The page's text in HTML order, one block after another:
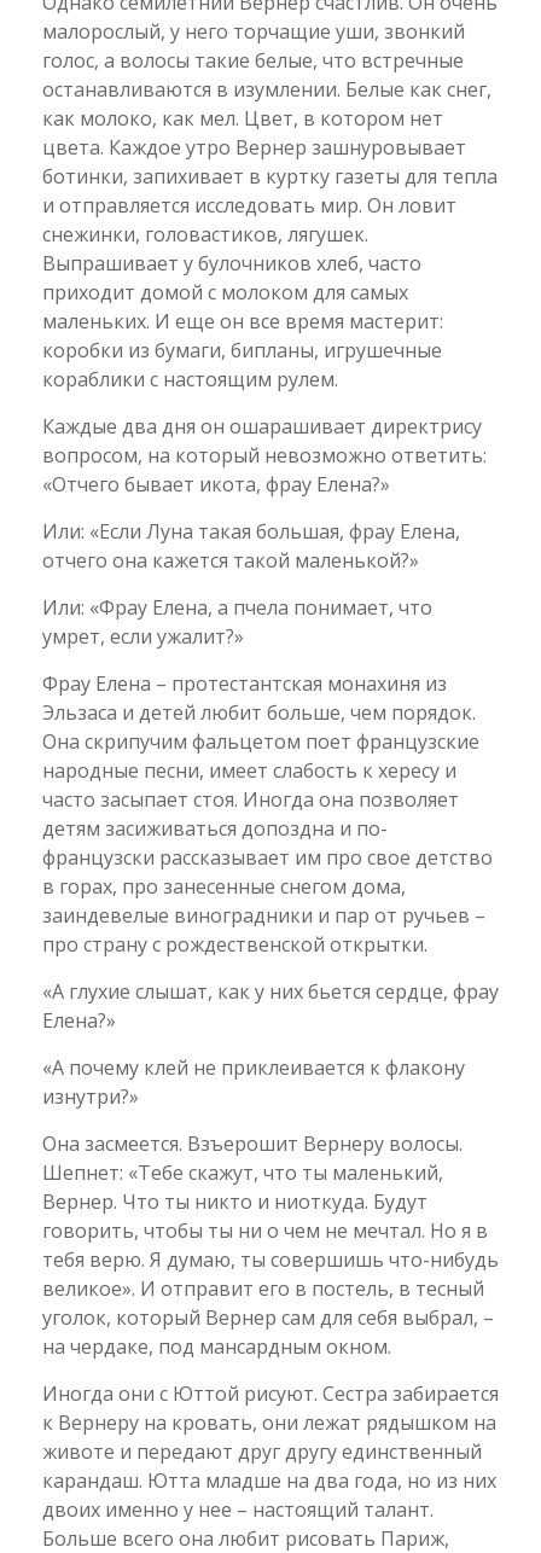
малорослый, у него торчащие уши, звонкий
голос, а волосы такие белые, что встречные
останавливаются в изумлении. Белые как снег,
как молоко, как мел. Цвет, в котором нет
цвета. Каждое утро Вернер зашнуровывает
ботинки, запихивает в куртку газеты для тепла
и отправляется исследовать мир. Он ловит
снежинки, головастиков, лягушек.
Выпрашивает у булочников хлеб, часто
приходит домой с молоком для самых
маленьких. И еще он все время мастерит:
коробки из бумаги, бипланы, игрушечные
кораблики с настоящим рулем.
Каждые два дня он ошарашивает директрису
вопросом, на который невозможно ответить:
«Отчего бывает икота, фрау Елена?»
Или: «Если Луна такая большая, фрау Елена,
отчего она кажется такой маленькой?»
Или: «Фрау Елена, а пчела понимает, что
умрет, если ужалит?»
Фрау Елена – протестантская монахиня из
Эльзаса и детей любит больше, чем порядок.
Она скрипучим фальцетом поет французские
народные песни, имеет слабость к хересу и
часто засыпает стоя. Иногда она позволяет
детям засиживаться допоздна и по-
французски рассказывает им про свое детство
в горах, про занесенные снегом дома,
заиндевелые виноградники и пар от ручьев –
про страну с рождественской открытки.
«А глухие слышат, как у них бьется сердце, фрау
Елена?»
«А почему клей не приклеивается к флакону
изнутри?»
Она засмеется. Взъерошит Вернеру волосы.
Шепнет: «Тебе скажут, что ты маленький,
Вернер. Что ты никто и ниоткуда. Будут
говорить, чтобы ты ни о чем не мечтал. Но я в
тебя верю. Я думаю, ты совершишь что-нибудь
великое». И отправит его в постель, в тесный
уголок, который Вернер сам для себя выбрал, –
на чердаке, под мансардным окном.
Иногда они с Юттой рисуют. Сестра забирается
к Вернеру на кровать, они лежат рядышком на
животе и передают друг другу единственный
карандаш. Ютта младше на два года, но из них
двоих именно у нее – настоящий талант.
Больше всего она любит рисовать Париж,